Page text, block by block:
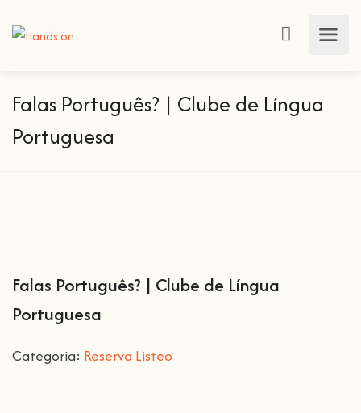
Falas Português? | Clube de Língua
Portuguesa
Falas Português? | Clube de Língua
Portuguesa
Categoria: Reserva Listeo